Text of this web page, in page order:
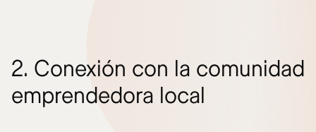
2. Conexión con la comunidad
emprendedora local